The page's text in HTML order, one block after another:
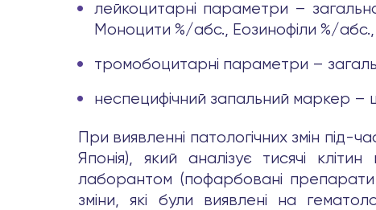
лейкоцитарні параметри – загальна
Моноцити %/абс., Еозинофіли %/
тромобоцитарні параметри –
неспецифічний запальний маркер –
При виявленні патологічних змін під-
Японія), який аналізує тисячі
лаборантом (пофарбовані препарати
зміни, які були виявлені на